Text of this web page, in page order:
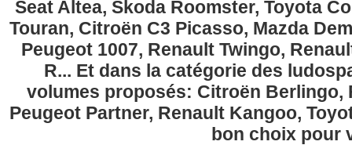
Seat Altea, Skoda Roomster, Toyota
Touran, Citroën C3 Picasso, Mazda
Peugeot 1007, Renault Twingo,
R... Et dans la catégorie des
volumes proposés: Citroën Berlingo,
Peugeot Partner, Renault Kangoo,
bon choix pour